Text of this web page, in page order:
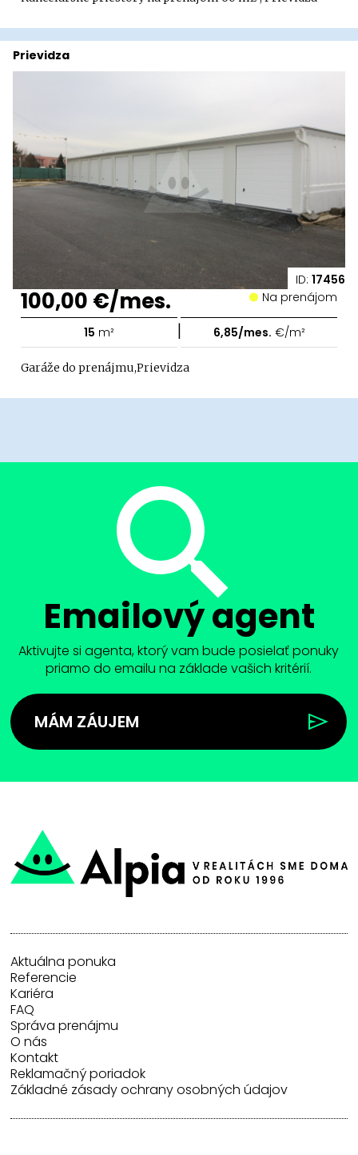
ID: 17456
Prievidza
100,00 €/mes. Na prenájom
15 m² | 6,85/mes. €/m²
Garáže do prenájmu,Prievidza
Emailový agent
Aktivujte si agenta, ktorý vam bude posielať ponuky
priamo do emailu na základe vašich kritérií.
MÁM ZÁUJEM
Aktuálna ponuka
Referencie
Kariéra
FAQ
Správa prenájmu
O nás
Kontakt
Reklamačný poriadok
Základné zásady ochrany osobných údajov